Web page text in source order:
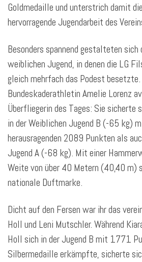
Goldmedaille und unterstrich damit die
hervorragende Jugendarbeit des
Besonders spannend gestalteten
weiblichen Jugend, in denen die LG
gleich mehrfach das Podest besetzte.
Bundeskaderathletin Amelie Lorenz
Überfliegerin des Tages: Sie sicherte
in der Weiblichen Jugend B (-65 kg)
herausragenden 2089 Punkten als
Jugend A (-68 kg). Mit einer
Weite von über 40 Metern (40,40 m)
nationale Duftmarke.
Dicht auf den Fersen war ihr das
Holl und Leni Mutschler. Während
Holl sich in der Jugend B mit 1771
Silbermedaille erkämpfte, sicherte